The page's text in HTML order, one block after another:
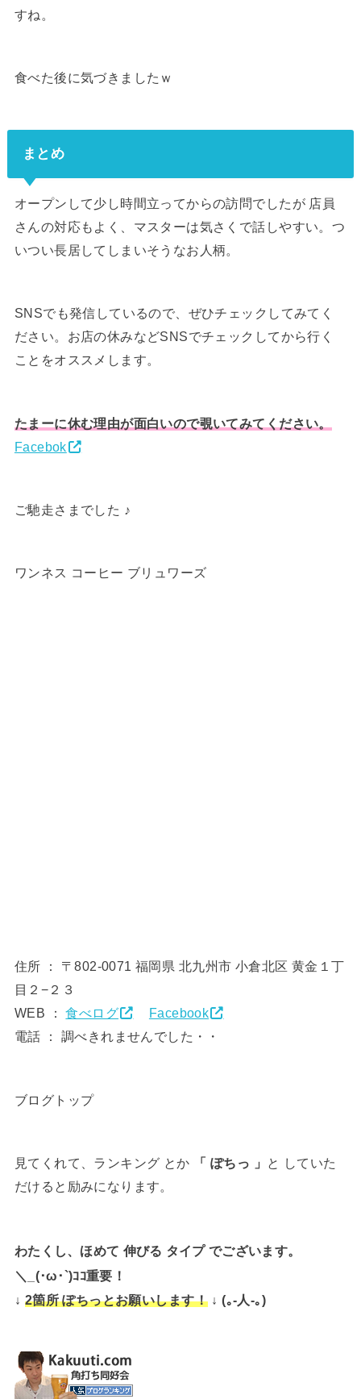
すね。
食べた後に気づきましたｗ
まとめ
オープンして少し時間立ってからの訪問でしたが 店員
さんの対応もよく、マスターは気さくで話しやすい。つ
いつい長居してしまいそうなお人柄。
SNSでも発信しているので、ぜひチェックしてみてく
ださい。お店の休みなどSNSでチェックしてから行く
ことをオススメします。
たまーに休む理由が面白いので覗いてみてください。
Facebok
ご馳走さまでした ♪
ワンネス コーヒー ブリュワーズ
住所 ： 〒802-0071 福岡県 北九州市 小倉北区 黄金１丁
目２−２３
WEB ：食べログ
Facebook
電話 ： 調べきれませんでした・・
ブログトップ
見てくれて、ランキング とか 「 ぽちっ 」
と していた
だけると励みになります。
わたくし、ほめて 伸びる タイプ でございます。
＼_(･ω･`)ｺｺ重要！
↓ 2箇所 ぽちっとお願いします！↓ (｡-人-｡)